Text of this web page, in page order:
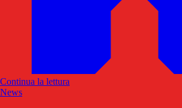
Continua la lettura
News